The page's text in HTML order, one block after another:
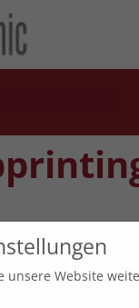
unsere Website